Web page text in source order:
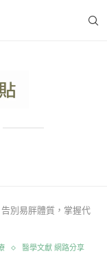
別易胖體質，掌握代
醫學文獻 網路分享